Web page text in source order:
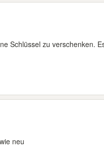
Schlüssel zu verschenken.
neu